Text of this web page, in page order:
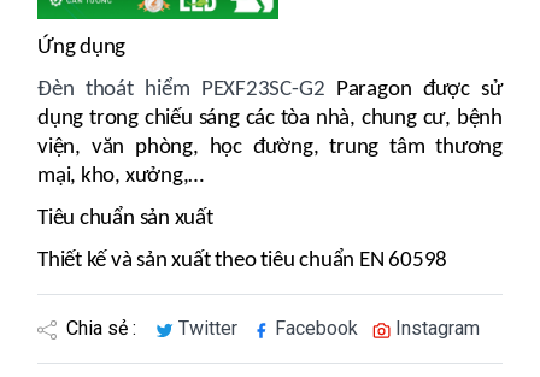
Ứng dụng
Đèn thoát hiểm PEXF23SC-G2 Paragon được sử
dụng trong chiếu sáng các tòa nhà, chung cư, bệnh
viện, văn phòng, học đường, trung tâm thương
mại, kho, xưởng,…
Tiêu chuẩn sản xuất
Thiết kế và sản xuất theo tiêu chuẩn EN 60598
Chia sẻ : Twitter Facebook Instagram